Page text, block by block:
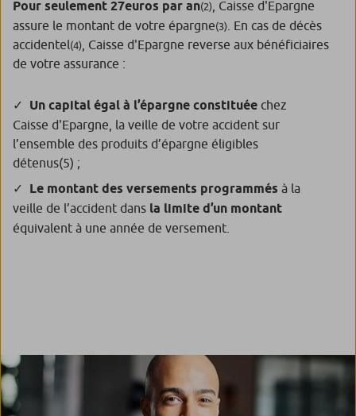
Pour seulement 27euros par an(2) , Caisse d'Epargne
assure le montant de votre épargne(3) . En cas de décès
accidentel(4) , Caisse d'Epargne reverse aux bénéficiaires
de votre assurance :
Un capital égal à l’épargne constituée chez
Caisse d'Epargne, la veille de votre accident sur
l’ensemble des produits d’épargne éligibles
détenus(5) ;
Le montant des versements programmés à la
veille de l’accident dans la limite d’un montant
équivalent à une année de versement.